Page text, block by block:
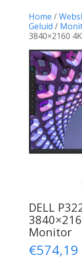
Home /
Geluid /
3840×2160
DELL
Monitor
€574,19